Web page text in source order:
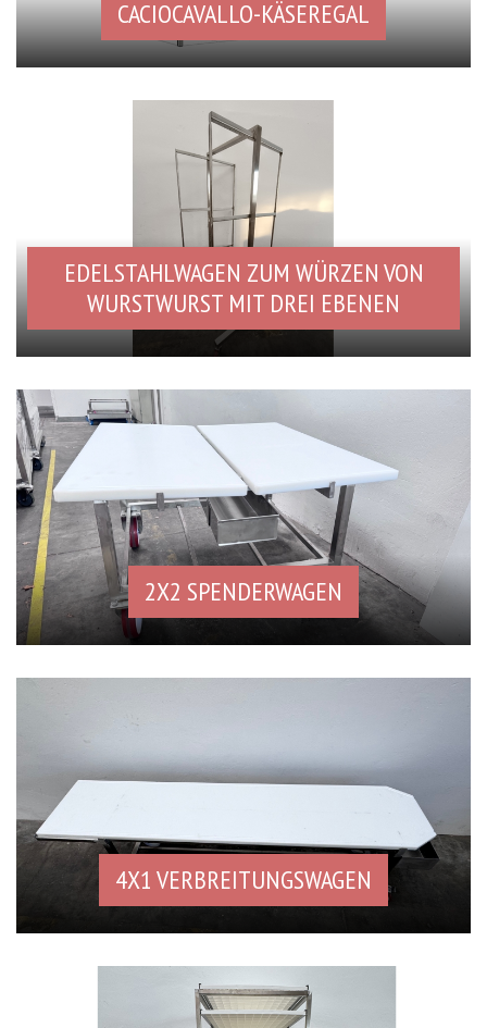
CACIOCAVALLO-KÄSEREGAL
EDELSTAHLWAGEN ZUM WÜRZEN VON
WURSTWURST MIT DREI EBENEN
2X2 SPENDERWAGEN
4X1 VERBREITUNGSWAGEN